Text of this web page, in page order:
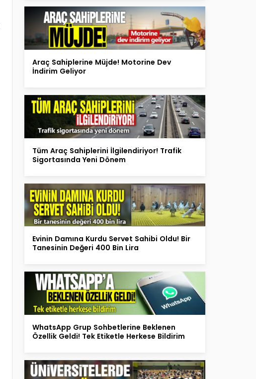
Araç Sahiplerine Müjde! Motorine Dev
İndirim Geliyor
Tüm Araç Sahiplerini İlgilendiriyor! Trafik
Sigortasında Yeni Dönem
Evinin Damına Kurdu Servet Sahibi Oldu! Bir
Tanesinin Değeri 400 Bin Lira
WhatsApp Grup Sohbetlerine Beklenen
Özellik Geldi! Tek Etiketle Herkese Bildirim